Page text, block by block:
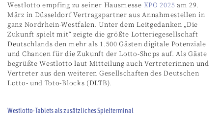
Westlotto empfing zu seiner Hausmesse XPO 2025 am 29.
März in Düsseldorf Vertragspartner aus Annahmestellen in
ganz Nordrhein-Westfalen. Unter dem Leitgedanken „Die
Zukunft spielt mit“ zeigte die größte Lotteriegesellschaft
Deutschlands den mehr als 1.500 Gästen digitale Potenziale
und Chancen für die Zukunft der Lotto-Shops auf. Als Gäste
begrüßte Westlotto laut Mitteilung auch Vertreterinnen und
Vertreter aus den weiteren Gesellschaften des Deutschen
Lotto- und Toto-Blocks (DLTB).
Westlotto-Tablets als zusätzliches Spielterminal